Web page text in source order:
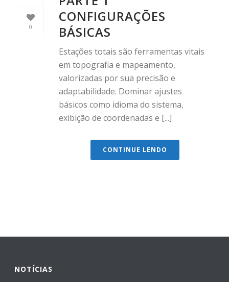
0
CONFIGURAÇÕES
BÁSICAS
Estações totais são ferramentas vitais
em topografia e mapeamento,
valorizadas por sua precisão e
adaptabilidade. Dominar ajustes
básicos como idioma do sistema,
exibição de coordenadas e [...]
CONTINUE LENDO
NOTÍCIAS